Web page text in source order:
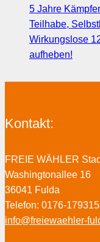
5 Jahre
Teilhabe,
Wirkungslose
aufheben!
Kontakt:
FREIE WÄHLER
Washingtonallee 16
36041 Fulda
Telefon: 0176-
info@freiewaehler-